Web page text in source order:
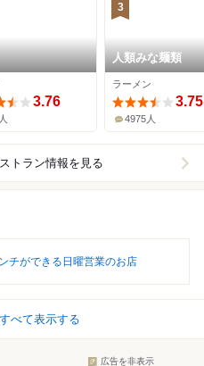
3.76
3
人類みな麺類
ラーメン
3.75
4975人
トラン情報を見る
チができる日曜営業のお店
べて表示する
広告を非表示